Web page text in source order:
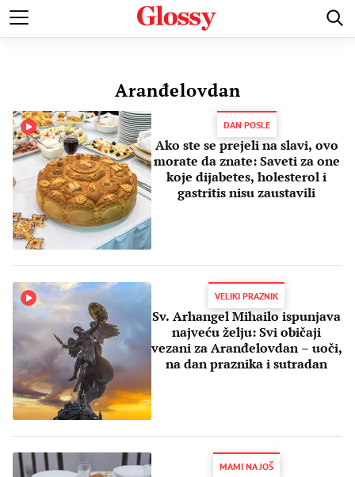
POZNATI MODA I LEPOTA ZDRAVI I SREĆNI LJUBAV
Aranđelovdan
DAN POSLE
Ako ste se prejeli na slavi, ovo
morate da znate: Saveti za one
koje dijabetes, holesterol i
gastritis nisu zaustavili
VELIKI PRAZNIK
Sv. Arhangel Mihailo ispunjava
najveću želju: Svi običaji
vezani za Aranđelovdan – uoči,
na dan praznika i sutradan
MAMI NA JOŠ